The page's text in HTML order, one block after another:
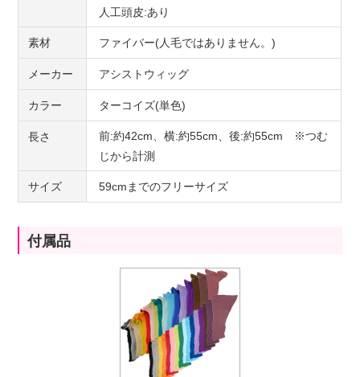
人工頭皮:あり
素材 ファイバー(人毛ではありません。)
メーカー アシストウィッグ
カラー ターコイズ(単色)
長さ
前:約42cm、横:約55cm、後:約55cm ※つむ
じから計測
サイズ 59cmまでのフリーサイズ
付属品